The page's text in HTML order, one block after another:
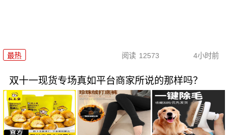
最热 阅读 12573 4小时前
双十一现货专场真如平台商家所说的那样吗？